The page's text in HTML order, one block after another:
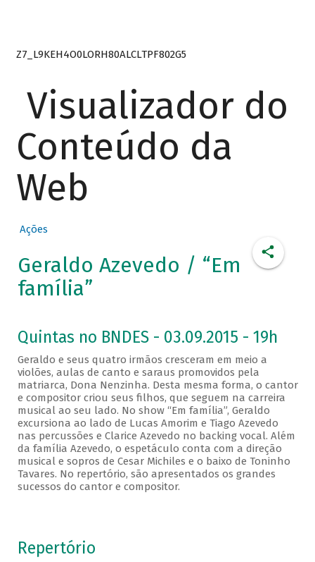
Z7_L9KEH4O0LORH80ALCLTPF802G5
Visualizador do
Conteúdo da
Web
Ações
Geraldo Azevedo / “Em
família”
Quintas no BNDES - 03.09.2015 - 19h
Geraldo e seus quatro irmãos cresceram em meio a
violões, aulas de canto e saraus promovidos pela
matriarca, Dona Nenzinha. Desta mesma forma, o cantor
e compositor criou seus filhos, que seguem na carreira
musical ao seu lado. No show “Em família”, Geraldo
excursiona ao lado de Lucas Amorim e Tiago Azevedo
nas percussões e Clarice Azevedo no backing vocal. Além
da família Azevedo, o espetáculo conta com a direção
musical e sopros de Cesar Michiles e o baixo de Toninho
Tavares. No repertório, são apresentados os grandes
sucessos do cantor e compositor.
Repertório